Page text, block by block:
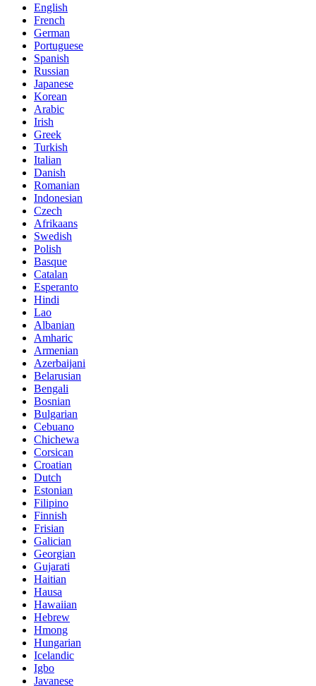
English
French
German
Portuguese
Spanish
Russian
Japanese
Korean
Arabic
Irish
Greek
Turkish
Italian
Danish
Romanian
Indonesian
Czech
Afrikaans
Swedish
Polish
Basque
Catalan
Esperanto
Hindi
Lao
Albanian
Amharic
Armenian
Azerbaijani
Belarusian
Bengali
Bosnian
Bulgarian
Cebuano
Chichewa
Corsican
Croatian
Dutch
Estonian
Filipino
Finnish
Frisian
Galician
Georgian
Gujarati
Haitian
Hausa
Hawaiian
Hebrew
Hmong
Hungarian
Icelandic
Igbo
Javanese